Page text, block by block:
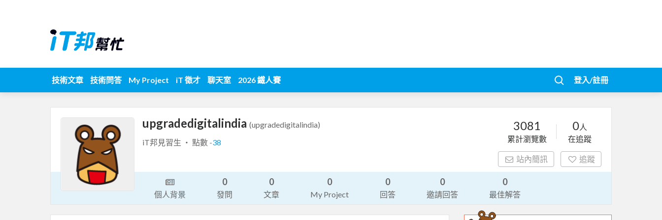
技術文章 技術問答 My Project iT 徵才 聊天室 2026 鐵人賽 登入/註冊
upgradedigitalindia (upgradedigitalindia)
iT邦見習生 ‧ 點數 -38
3081
累計瀏覽數
0人
在追蹤
站內簡訊 追蹤
個人背景
0
發問
0
文章
0
My Project
0
回答
0
邀請回答
0
最佳解答